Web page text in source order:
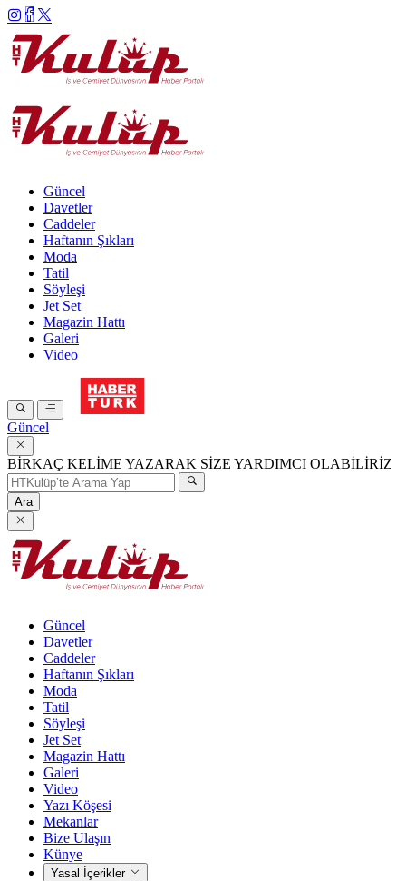
Güncel
Davetler
Caddeler
Haftanın Şıkları
Moda
Tatil
Söyleşi
Jet Set
Magazin Hattı
Galeri
Video
Güncel
BİRKAÇ KELİME YAZARAK SİZE YARDIMCI OLABİLİRİZ
Ara
Güncel
Davetler
Caddeler
Haftanın Şıkları
Moda
Tatil
Söyleşi
Jet Set
Magazin Hattı
Galeri
Video
Yazı Köşesi
Mekanlar
Bize Ulaşın
Künye
Yasal İçerikler